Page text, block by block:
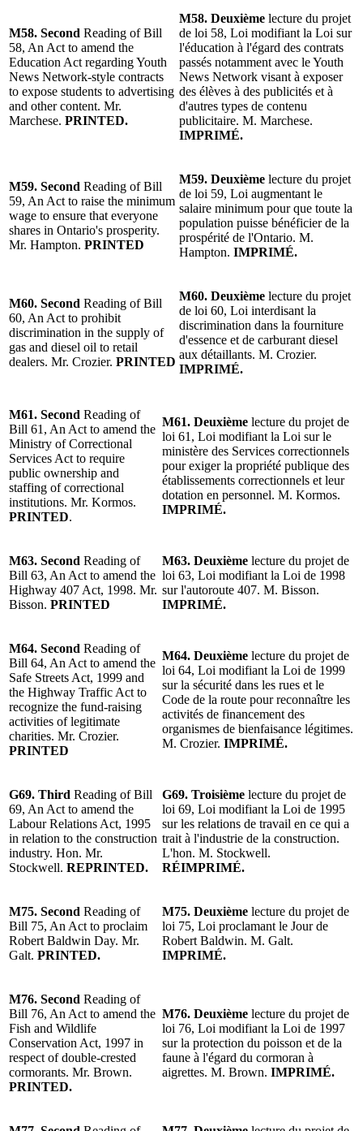
M58. Second Reading of Bill
58, An Act to amend the
Education Act regarding Youth
News Network-style contracts
to expose students to advertising
and other content. Mr.
Marchese. PRINTED.
M58. Deuxième lecture du projet
de loi 58, Loi modifiant la Loi sur
l'éducation à l'égard des contrats
passés notamment avec le Youth
News Network visant à exposer
des élèves à des publicités et à
d'autres types de contenu
publicitaire. M. Marchese.
IMPRIMÉ.
M59. Second Reading of Bill
59, An Act to raise the minimum
wage to ensure that everyone
shares in Ontario's prosperity.
Mr. Hampton. PRINTED
M59. Deuxième lecture du projet
de loi 59, Loi augmentant le
salaire minimum pour que toute la
population puisse bénéficier de la
prospérité de l'Ontario. M.
Hampton. IMPRIMÉ.
M60. Second Reading of Bill
60, An Act to prohibit
discrimination in the supply of
gas and diesel oil to retail
dealers. Mr. Crozier. PRINTED
M60. Deuxième lecture du projet
de loi 60, Loi interdisant la
discrimination dans la fourniture
d'essence et de carburant diesel
aux détaillants. M. Crozier.
IMPRIMÉ.
M61. Second Reading of
Bill 61, An Act to amend the
Ministry of Correctional
Services Act to require
public ownership and
staffing of correctional
institutions. Mr. Kormos.
PRINTED.
M61. Deuxième lecture du projet de
loi 61, Loi modifiant la Loi sur le
ministère des Services correctionnels
pour exiger la propriété publique des
établissements correctionnels et leur
dotation en personnel. M. Kormos.
IMPRIMÉ.
M63. Second Reading of
Bill 63, An Act to amend the
Highway 407 Act, 1998. Mr.
Bisson. PRINTED
M63. Deuxième lecture du projet de
loi 63, Loi modifiant la Loi de 1998
sur l'autoroute 407. M. Bisson.
IMPRIMÉ.
M64. Second Reading of
Bill 64, An Act to amend the
Safe Streets Act, 1999 and
the Highway Traffic Act to
recognize the fund-raising
activities of legitimate
charities. Mr. Crozier.
PRINTED
M64. Deuxième lecture du projet de
loi 64, Loi modifiant la Loi de 1999
sur la sécurité dans les rues et le
Code de la route pour reconnaître les
activités de financement des
organismes de bienfaisance légitimes.
M. Crozier. IMPRIMÉ.
G69. Third Reading of Bill
69, An Act to amend the
Labour Relations Act, 1995
in relation to the construction
industry. Hon. Mr.
Stockwell. REPRINTED.
G69. Troisième lecture du projet de
loi 69, Loi modifiant la Loi de 1995
sur les relations de travail en ce qui a
trait à l'industrie de la construction.
L'hon. M. Stockwell.
RÉIMPRIMÉ.
M75. Second Reading of
Bill 75, An Act to proclaim
Robert Baldwin Day. Mr.
Galt. PRINTED.
M75. Deuxième lecture du projet de
loi 75, Loi proclamant le Jour de
Robert Baldwin. M. Galt.
IMPRIMÉ.
M76. Second Reading of
Bill 76, An Act to amend the
Fish and Wildlife
Conservation Act, 1997 in
respect of double-crested
cormorants. Mr. Brown.
PRINTED.
M76. Deuxième lecture du projet de
loi 76, Loi modifiant la Loi de 1997
sur la protection du poisson et de la
faune à l'égard du cormoran à
aigrettes. M. Brown. IMPRIMÉ.